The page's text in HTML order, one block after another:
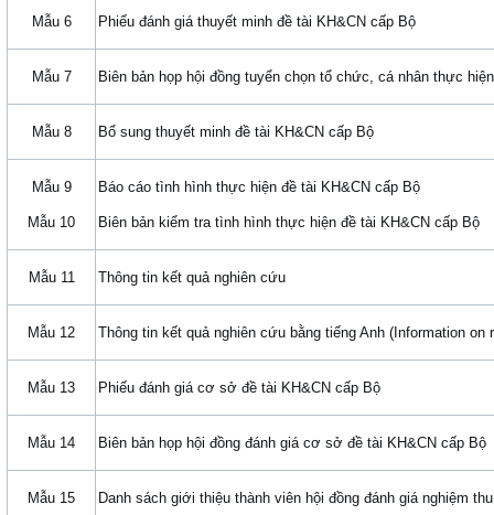
Mẫu 6 Phiếu đánh giá thuyết minh đề tài KH&CN cấp Bộ
Mẫu 7 Biên bản họp hội đồng tuyển chọn tổ chức, cá nhân thực
Mẫu 8 Bổ sung thuyết minh đề tài KH&CN cấp Bộ
Mẫu 9
Mẫu 10
Báo cáo tình hình thực hiện đề tài KH&CN cấp Bộ
Biên bản kiểm tra tình hình thực hiện đề tài KH&CN cấp Bộ
Mẫu 11 Thông tin kết quả nghiên cứu
Mẫu 12 Thông tin kết quả nghiên cứu bằng tiếng Anh (Information on
Mẫu 13 Phiếu đánh giá cơ sở đề tài KH&CN cấp Bộ
Mẫu 14 Biên bản họp hội đồng đánh giá cơ sở đề tài KH&CN cấp Bộ
Mẫu 15 Danh sách giới thiệu thành viên hội đồng đánh giá nghiệm